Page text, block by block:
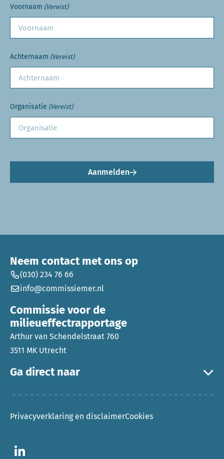
Voornaam (Vereist)
Achternaam (Vereist)
Organisatie (Vereist)
Aanmelden
Ga direct naar
Neem contact met ons op
(030) 234 76 66
info@commissiemer.nl
Commissie voor de
milieueffectrapportage
Arthur van Schendelstraat 760
3511 MK Utrecht
Privacyverklaring en disclaimerCookies
Ga naar LinkedIn